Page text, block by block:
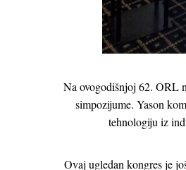
Na ovogodišnjoj 62. ORL
simpozijume. Yason
tehnologiju iz
Ovaj ugledan kongres je